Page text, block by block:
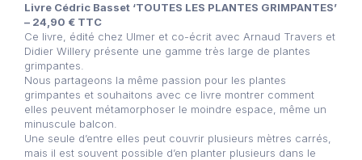
Livre Cédric Basset ‘TOUTES LES PLANTES GRIMPANTES’
– 24,90 € TTC
Ce livre, édité chez Ulmer et co-écrit avec Arnaud Travers et
Didier Willery présente une gamme très large de plantes
grimpantes.
Nous partageons la même passion pour les plantes
grimpantes et souhaitons avec ce livre montrer comment
elles peuvent métamorphoser le moindre espace, même un
minuscule balcon.
Une seule d’entre elles peut couvrir plusieurs mètres carrés,
mais il est souvent possible d’en planter plusieurs dans le